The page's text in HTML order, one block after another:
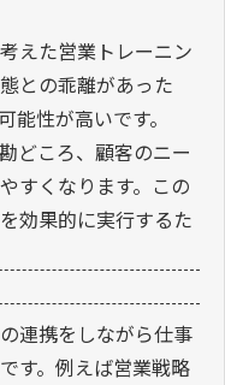
えた営業トレーニン
との乖離があった
能性が高いです。
どころ、顧客のニー
すくなります。この
効果的に実行するた
連携をしながら仕事
す。例えば営業戦略